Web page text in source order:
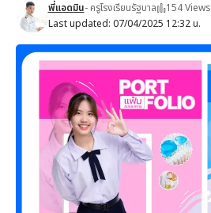
Last updated: 07/04/2025 12:32 น.
พี่แอดมิน- ครูโรงเรียนรัฐบาล 154 Views